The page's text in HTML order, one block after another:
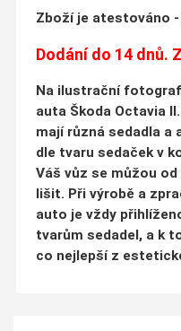
Zboží je atestováno -
Dodání do 14 dnů.
Na ilustrační
auta Škoda Octavia
mají různá sedadla
dle tvaru sedaček v
Váš vůz se můžou
lišit. Při výrobě a
auto je vždy
tvarům sedadel, a k
co nejlepší z